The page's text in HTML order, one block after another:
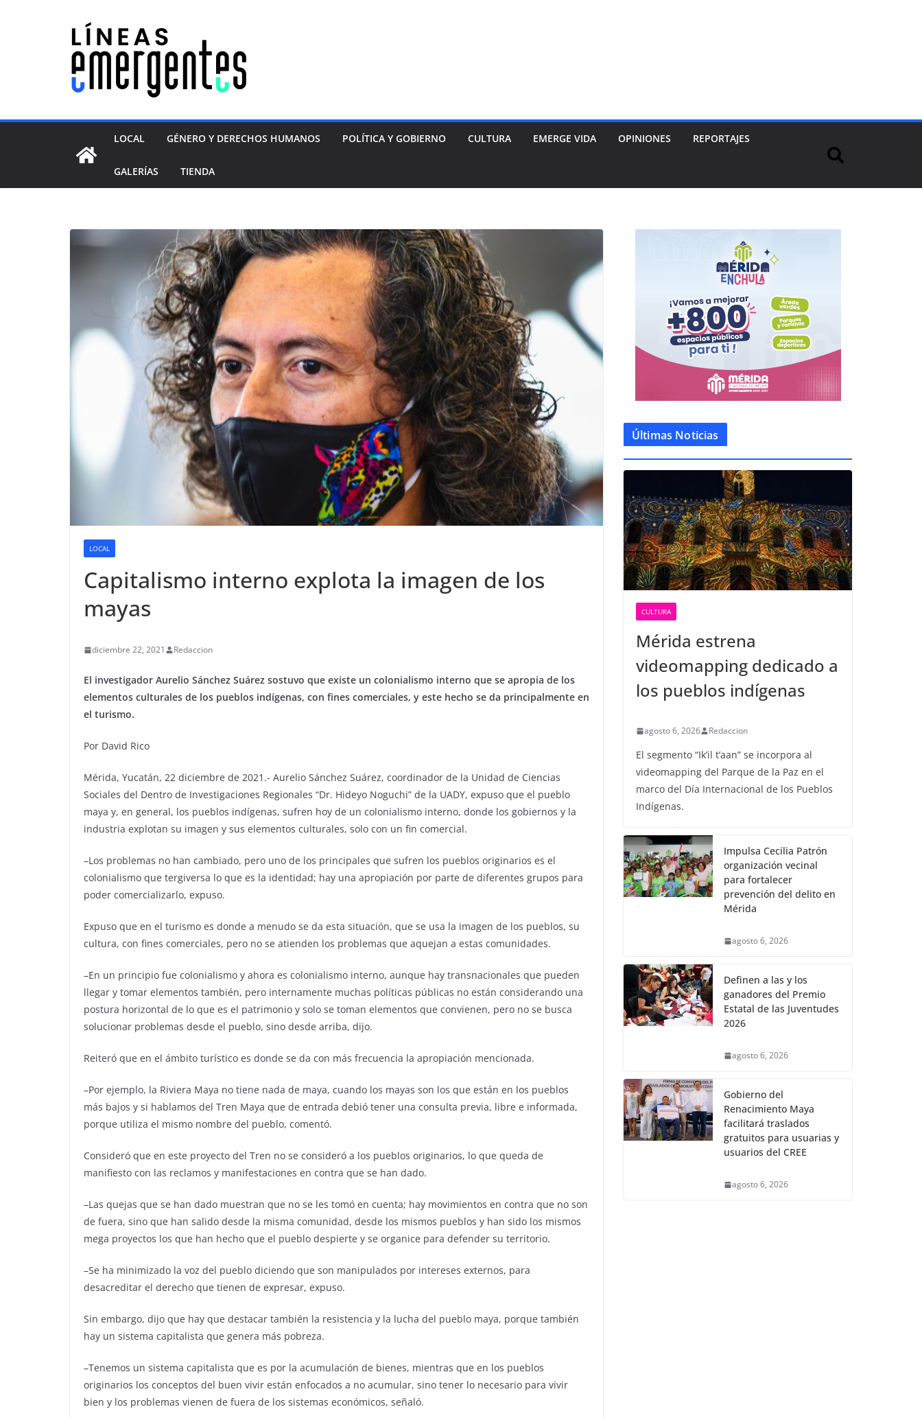
LOCAL GÉNERO Y DERECHOS HUMANOS POLÍTICA Y GOBIERNO CULTURA EMERGE VIDA OPINIONES REPORTAJES
GALERÍAS TIENDA
LOCAL
Capitalismo interno explota la imagen de los
mayas
diciembre 22, 2021 Redaccion
El investigador Aurelio Sánchez Suárez sostuvo que existe un colonialismo interno que se apropia de los
elementos culturales de los pueblos indígenas, con fines comerciales, y este hecho se da principalmente en
el turismo.
Por David Rico
Mérida, Yucatán, 22 diciembre de 2021.- Aurelio Sánchez Suárez, coordinador de la Unidad de Ciencias
Sociales del Dentro de Investigaciones Regionales “Dr. Hideyo Noguchi” de la UADY, expuso que el pueblo
maya y, en general, los pueblos indígenas, sufren hoy de un colonialismo interno, donde los gobiernos y la
industria explotan su imagen y sus elementos culturales, solo con un fin comercial.
–Los problemas no han cambiado, pero uno de los principales que sufren los pueblos originarios es el
colonialismo que tergiversa lo que es la identidad; hay una apropiación por parte de diferentes grupos para
poder comercializarlo, expuso.
Expuso que en el turismo es donde a menudo se da esta situación, que se usa la imagen de los pueblos, su
cultura, con fines comerciales, pero no se atienden los problemas que aquejan a estas comunidades.
–En un principio fue colonialismo y ahora es colonialismo interno, aunque hay transnacionales que pueden
llegar y tomar elementos también, pero internamente muchas políticas públicas no están considerando una
postura horizontal de lo que es el patrimonio y solo se toman elementos que convienen, pero no se busca
solucionar problemas desde el pueblo, sino desde arriba, dijo.
Reiteró que en el ámbito turístico es donde se da con más frecuencia la apropiación mencionada.
–Por ejemplo, la Riviera Maya no tiene nada de maya, cuando los mayas son los que están en los pueblos
más bajos y si hablamos del Tren Maya que de entrada debió tener una consulta previa, libre e informada,
porque utiliza el mismo nombre del pueblo, comentó.
Consideró que en este proyecto del Tren no se consideró a los pueblos originarios, lo que queda de
manifiesto con las reclamos y manifestaciones en contra que se han dado.
–Las quejas que se han dado muestran que no se les tomó en cuenta; hay movimientos en contra que no son
de fuera, sino que han salido desde la misma comunidad, desde los mismos pueblos y han sido los mismos
mega proyectos los que han hecho que el pueblo despierte y se organice para defender su territorio.
–Se ha minimizado la voz del pueblo diciendo que son manipulados por intereses externos, para
desacreditar el derecho que tienen de expresar, expuso.
Sin embargo, dijo que hay que destacar también la resistencia y la lucha del pueblo maya, porque también
hay un sistema capitalista que genera más pobreza.
–Tenemos un sistema capitalista que es por la acumulación de bienes, mientras que en los pueblos
originarios los conceptos del buen vivir están enfocados a no acumular, sino tener lo necesario para vivir
bien y los problemas vienen de fuera de los sistemas económicos, señaló.
Últimas Noticias
CULTURA
Mérida estrena
videomapping dedicado a
los pueblos indígenas
agosto 6, 2026 Redaccion
El segmento “Ik’il t’aan” se incorpora al
videomapping del Parque de la Paz en el
marco del Día Internacional de los Pueblos
Indígenas.
Impulsa Cecilia Patrón
organización vecinal
para fortalecer
prevención del delito en
Mérida
agosto 6, 2026
Definen a las y los
ganadores del Premio
Estatal de las Juventudes
2026
agosto 6, 2026
Gobierno del
Renacimiento Maya
facilitará traslados
gratuitos para usuarias y
usuarios del CREE
agosto 6, 2026